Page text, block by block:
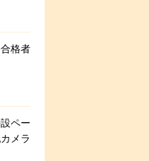
格者
ペー
メラ